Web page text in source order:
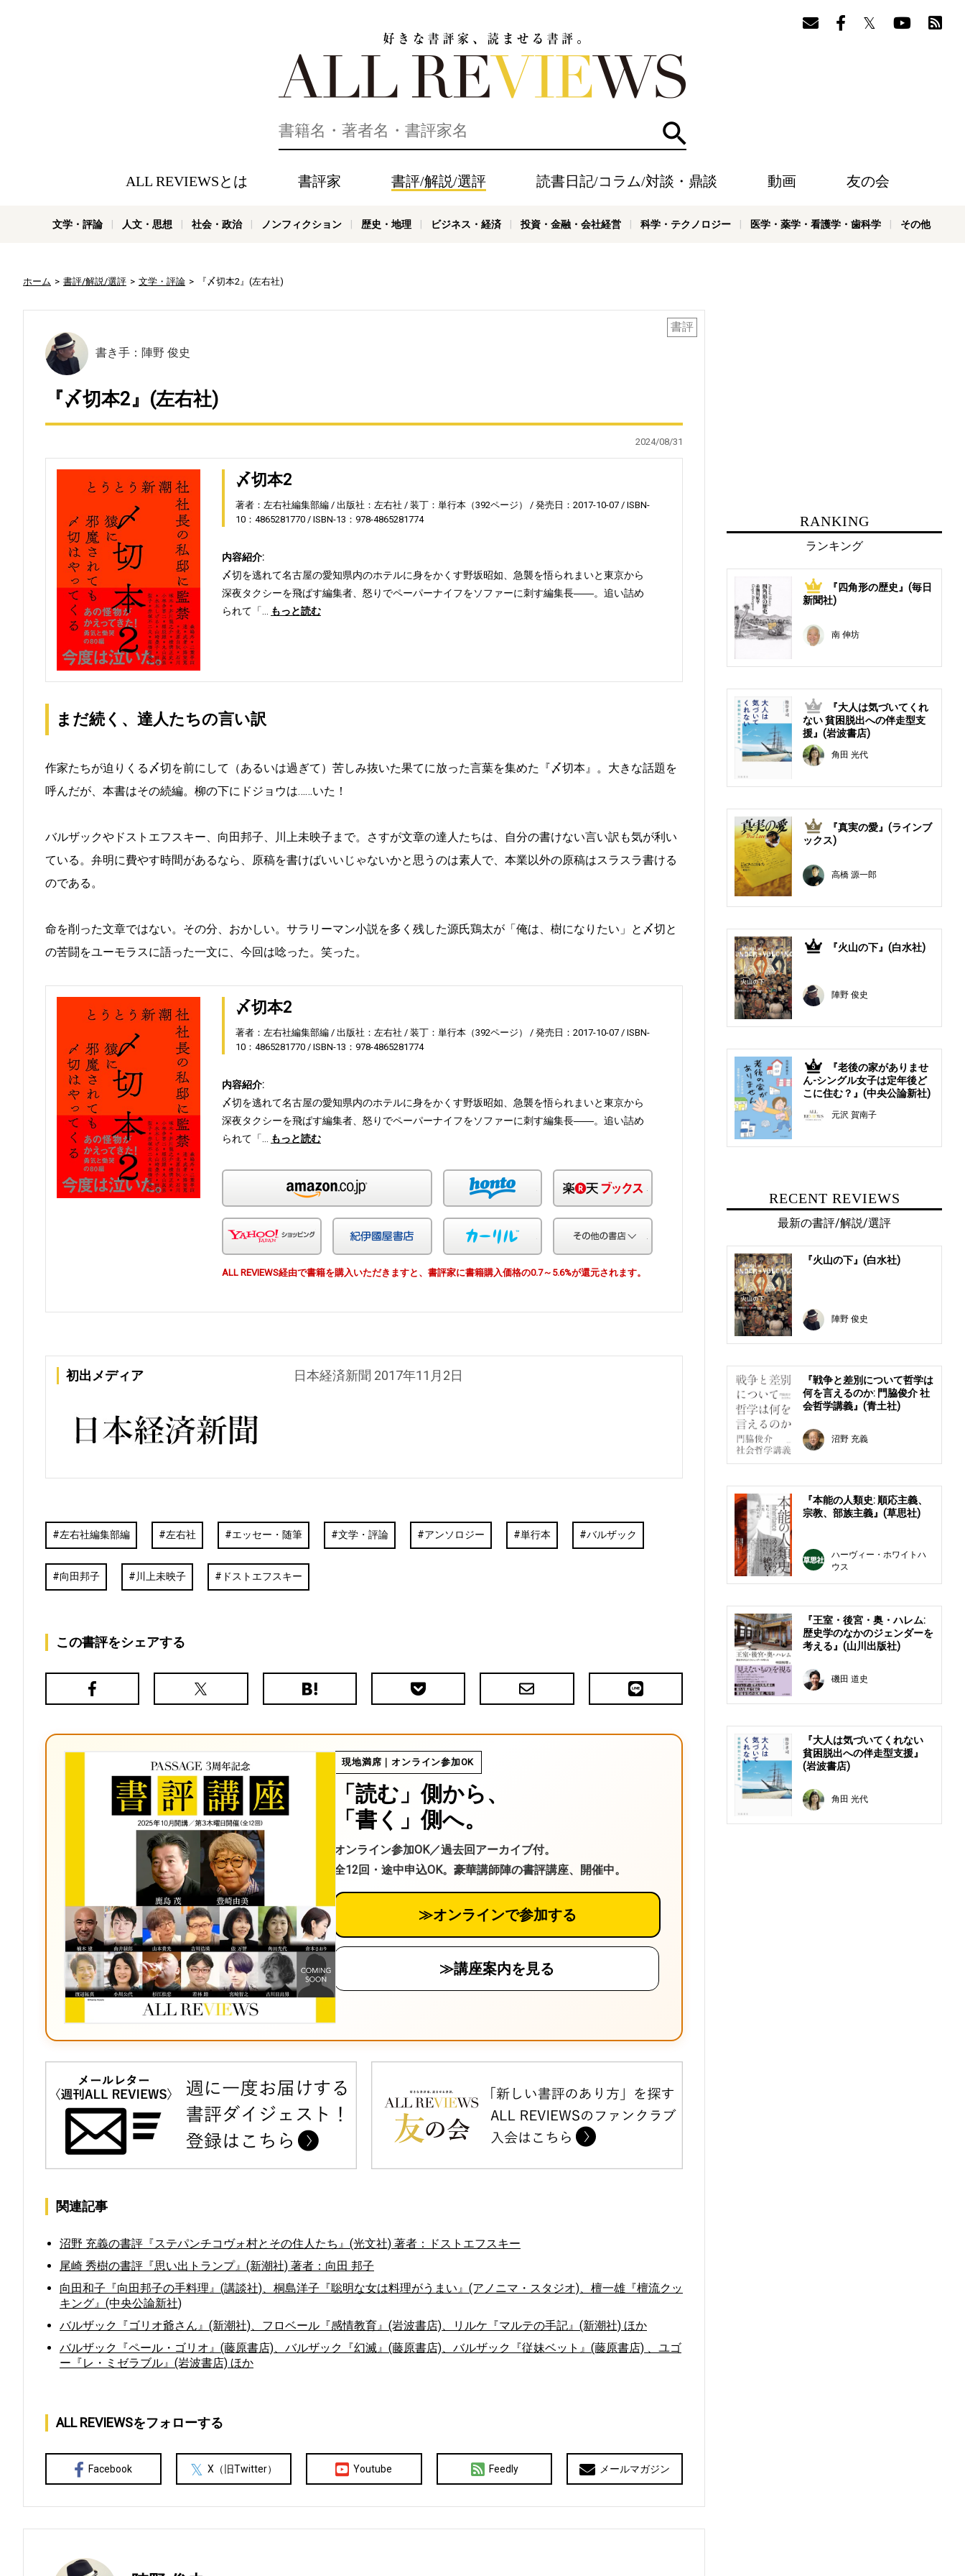
検索
ALL REVIEWSとは 書評家 書評/解説/選評 読書日記/コラム/対談・鼎談 動画 友の会
文学・評論 人文・思想 社会・政治 ノンフィクション 歴史・地理 ビジネス・経済 投資・金融・会社経営 科学・テクノロジー 医学・薬学・看護学・歯科学 その他
ホーム 書評/解説/選評 文学・評論 『〆切本2』(左右社)
書評
書き手：陣野 俊史
『〆切本2』(左右社)
2024/08/31
〆切本2
著者：左右社編集部編 出版社：左右社 装丁：単行本（392ページ） 発売日：2017-10-07
ISBN-
10：4865281770
ISBN-13：978-4865281774
内容紹介:
〆切を逃れて名古屋の愛知県内のホテルに身をかくす野坂昭如、急襲を悟られまいと東京から
深夜タクシーを飛ばす編集者、怒りでペーパーナイフをソファーに刺す編集長――。追い詰め
られて「…
もっと読む
まだ続く、達人たちの言い訳
作家たちが迫りくる〆切を前にして（あるいは過ぎて）苦しみ抜いた果てに放った言葉を集めた『〆切本』。大きな話題を
呼んだが、本書はその続編。柳の下にドジョウは……いた！
バルザックやドストエフスキー、向田邦子、川上未映子まで。さすが文章の達人たちは、自分の書けない言い訳も気が利い
ている。弁明に費やす時間があるなら、原稿を書けばいいじゃないかと思うのは素人で、本業以外の原稿はスラスラ書ける
のである。
命を削った文章ではない。その分、おかしい。サラリーマン小説を多く残した源氏鶏太が「俺は、樹になりたい」と〆切と
の苦闘をユーモラスに語った一文に、今回は唸った。笑った。
〆切本2
著者：左右社編集部編 出版社：左右社 装丁：単行本（392ページ） 発売日：2017-10-07
ISBN-
10：4865281770
ISBN-13：978-4865281774
内容紹介:
〆切を逃れて名古屋の愛知県内のホテルに身をかくす野坂昭如、急襲を悟られまいと東京から
深夜タクシーを飛ばす編集者、怒りでペーパーナイフをソファーに刺す編集長――。追い詰め
られて「…
もっと読む
honto
Yahoo!ショッピング 紀伊国屋 カーリル
ALL REVIEWS経由で書籍を購入いただきますと、書評家に書籍購入価格の0.7～5.6%が還元されます。
初出メディア 日本経済新聞 2017年11月2日
左右社編集部編 左右社 エッセー・随筆 文学・評論 アンソロジー 単行本 バルザック
向田邦子 川上未映子 ドストエフスキー
この書評をシェアする
Facebook
X（旧
は
Pocket
メ
LINE
現地満席｜オンライン参加OK
「読む」側から、
「書く」側へ。
オンライン参加OK／過去回アーカイブ付。
全12回・途中申込OK。豪華講師陣の書評講座、開催中。
≫オンラインで参加する
≫講座案内を見る
関連記事
沼野 充義の書評『ステパンチコヴォ村とその住人たち』(光文社) 著者：ドストエフスキー
尾崎 秀樹の書評『思い出トランプ』(新潮社) 著者：向田 邦子
向田和子『向田邦子の手料理』(講談社)、桐島洋子『聡明な女は料理がうまい』(アノニマ・スタジオ)、檀一雄『檀流クッ
キング』(中央公論新社)
バルザック『ゴリオ爺さん』(新潮社)、フロベール『感情教育』(岩波書店)、リルケ『マルテの手記』(新潮社) ほか
バルザック『ペール・ゴリオ』(藤原書店)、バルザック『幻滅』(藤原書店)、バルザック『従妹ベット』(藤原書店) 、ユゴ
ー『レ・ミゼラブル』(岩波書店) ほか
ALL REVIEWSをフォローする
Facebook X（旧Twitter） Youtube Feedly メールマガジン
RANKING
ランキング
1
『四角形の歴史』(毎日
新聞社)
南 伸坊
2
『大人は気づいてくれ
ない 貧困脱出への伴走型支
援』(岩波書店)
角田 光代
3
『真実の愛』(ラインブ
ックス)
高橋 源一郎
4 『火山の下』(白水社)
陣野 俊史
5
『老後の家がありませ
ん-シングル女子は定年後ど
こに住む？』(中央公論新社)
元沢 賀南子
RECENT REVIEWS
最新の書評/解説/選評
『火山の下』(白水社)
陣野 俊史
『戦争と差別について哲学は
何を言えるのか: 門脇俊介 社
会哲学講義』(青土社)
沼野 充義
『本能の人類史: 順応主義、
宗教、部族主義』(草思社)
ハーヴィー・ホワイトハ
ウス
『王室・後宮・奥・ハレム:
歴史学のなかのジェンダーを
考える』(山川出版社)
磯田 道史
『大人は気づいてくれない
貧困脱出への伴走型支援』
(岩波書店)
角田 光代